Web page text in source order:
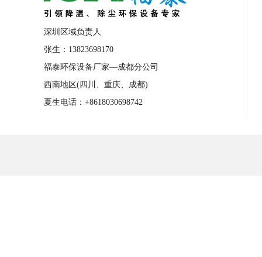
深圳区域负责人
张生：13823698170
福泰环保设备厂家—成都分公司
西南地区(四川、重庆、成都)
夏生电话：+8618030698742